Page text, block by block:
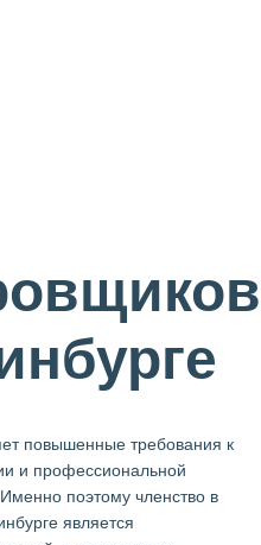
повышенные требования к
и профессиональной
поэтому членство в
является